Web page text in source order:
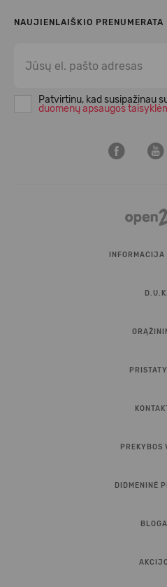
NAUJIENLAIŠKIO PRENUMERATA
Patvirtinu, kad susipažinau
duomenų apsaugos
INFORMACIJA
D.U.K.
PREKYBOS
DIDMENINĖ